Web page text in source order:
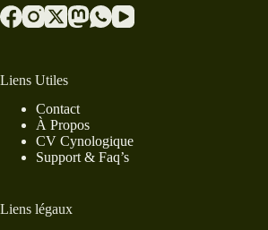
Liens Utiles
Contact
À Propos
CV Cynologique
Support & Faq’s
Liens légaux